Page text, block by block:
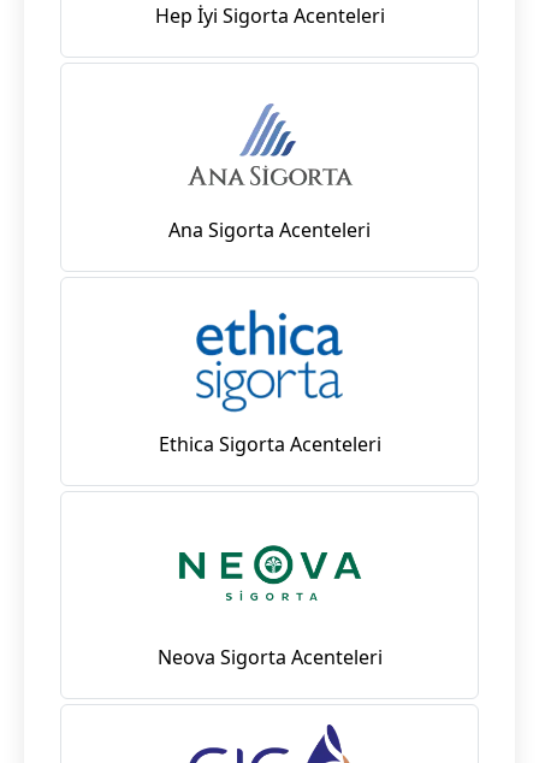
Hep İyi Sigorta Acenteleri
Ana Sigorta Acenteleri
Ethica Sigorta Acenteleri
Neova Sigorta Acenteleri